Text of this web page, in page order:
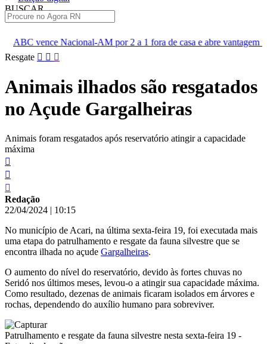
BUSCAR
AM por 2 a 1 fora de casa e abre vantagem nas quartas
Cine
Pular
para
conteúdo
Resgate
Animais ilhados são resgatados
no Açude Gargalheiras
Animais foram resgatados após reservatório atingir a capacidade
máxima
Redação
22/04/2024 | 10:15
No município de Acari, na última sexta-feira 19, foi executada mais
uma etapa do patrulhamento e resgate da fauna silvestre que se
encontra ilhada no açude Gargalheiras.
O aumento do nível do reservatório, devido às fortes chuvas no
Seridó nos últimos meses, levou-o a atingir sua capacidade máxima.
Como resultado, dezenas de animais ficaram isolados em árvores e
rochas, dependendo do auxílio humano para sobreviver.
Patrulhamento e resgate da fauna silvestre nesta sexta-feira 19 -